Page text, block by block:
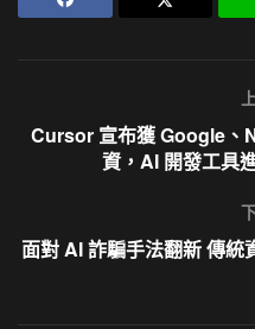
Cursor 宣布獲 Google、
資，AI 開發工具
面對 AI 詐騙手法翻新 傳